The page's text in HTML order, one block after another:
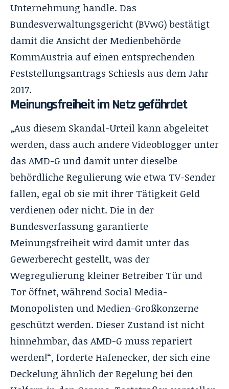
Unternehmung handle. Das
Bundesverwaltungsgericht (BVwG) bestätigt
damit die Ansicht der Medienbehörde
KommAustria auf einen entsprechenden
Feststellungsantrags Schiesls aus dem Jahr
2017.
Meinungsfreiheit im Netz gefährdet
„Aus diesem Skandal-Urteil kann abgeleitet
werden, dass auch andere Videoblogger unter
das AMD-G und damit unter dieselbe
behördliche Regulierung wie etwa TV-Sender
fallen, egal ob sie mit ihrer Tätigkeit Geld
verdienen oder nicht. Die in der
Bundesverfassung garantierte
Meinungsfreiheit wird damit unter das
Gewerberecht gestellt, was der
Wegregulierung kleiner Betreiber Tür und
Tor öffnet, während Social Media-
Monopolisten und Medien-Großkonzerne
geschützt werden. Dieser Zustand ist nicht
hinnehmbar, das AMD-G muss repariert
werden!“, forderte Hafenecker, der sich eine
Deckelung ähnlich der Regelung bei den